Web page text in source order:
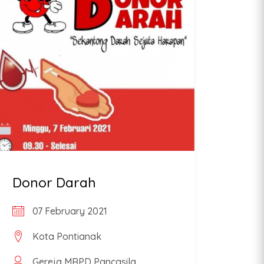
Donor Darah
07 February 2021
Kota Pontianak
Gereja MRPD Pancasila